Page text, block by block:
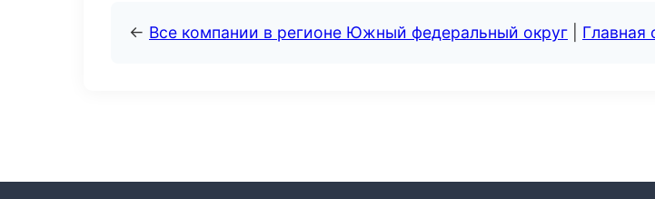
← Все компании в регионе Южный федеральный округ Главная